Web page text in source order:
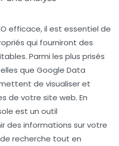
efficace, il est essentiel de
qui fourniront des
Parmi les plus prisés
que Google Data
de visualiser et
de votre site web. En
est un outil
des informations sur votre
recherche tout en